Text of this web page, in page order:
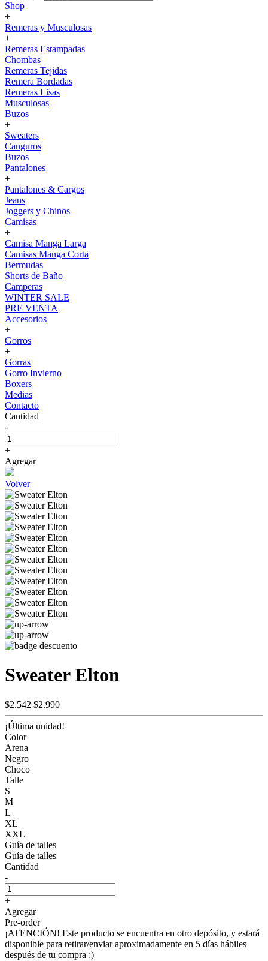
Shop
+
Remeras y Musculosas
+
Remeras Estampadas
Chombas
Remeras Tejidas
Remera Bordadas
Remeras Lisas
Musculosas
Buzos
+
Sweaters
Canguros
Buzos
Pantalones
+
Pantalones & Cargos
Jeans
Joggers y Chinos
Camisas
+
Camisa Manga Larga
Camisas Manga Corta
Bermudas
Shorts de Baño
Camperas
WINTER SALE
PRE VENTA
Accesorios
+
Gorros
+
Gorras
Gorro Invierno
Boxers
Medias
Contacto
Cantidad
-
+
Agregar
Volver
Sweater Elton
$2.542 $2.990
¡Última unidad!
Color
Arena
Negro
Choco
Talle
S
M
L
XL
XXL
Guía de talles
Guía de talles
Cantidad
-
+
Agregar
Pre-order
¡ATENCIÓN! Este producto se encuentra en otro depósito, y estará
disponible para retirar/enviar aproximadamente en 5 días hábiles
después de tu compra :)